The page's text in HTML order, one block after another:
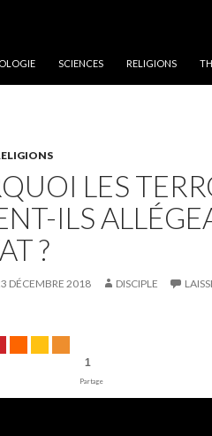
SCIENCES RELIGIONS
LES
ILS
?
DÉCEMBRE 2018 DISCIPLE
1
Partage